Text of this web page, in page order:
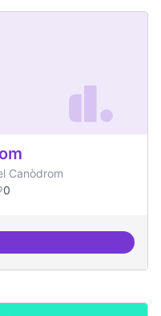
Canòdrom
0
digital al Canòdrom